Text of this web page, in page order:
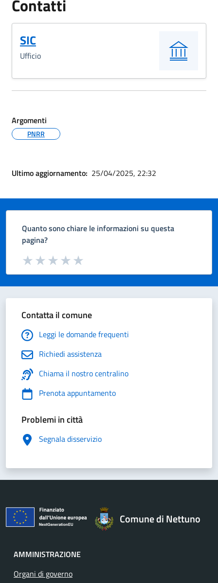
Contatti
SIC
Ufficio
Argomenti
PNRR
Ultimo aggiornamento: 25/04/2025, 22:32
Quanto sono chiare le informazioni su questa
pagina?
Valuta da 1 a 5 stelle la pagina
Valuta 5 stelle su 5
Valuta 4 stelle su 5
Valuta 3 stelle su 5
Valuta 2 stelle su 5
Valuta 1 stelle su 5
Contatta il comune
Leggi le domande frequenti
Richiedi assistenza
Chiama il nostro centralino
Prenota appuntamento
Problemi in città
Segnala disservizio
Comune di Nettuno
AMMINISTRAZIONE
Organi di governo